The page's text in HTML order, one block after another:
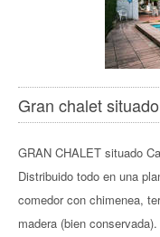
Gran chalet
GRAN CHALET situado
Distribuido todo en una
comedor con chimenea,
madera (bien conservada).